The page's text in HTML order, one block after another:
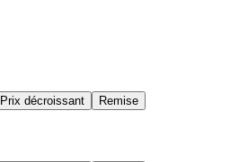
Prix décroissant Remise